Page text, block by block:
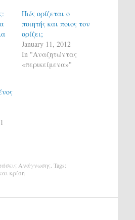
Πώς ορίζεται ο
ποιητής και ποιος τον
ορίζει;
January 11, 2012
In "Αναζητώντας
«περικείμενα»"
Ανάγνωσης. Tags:
κρίση